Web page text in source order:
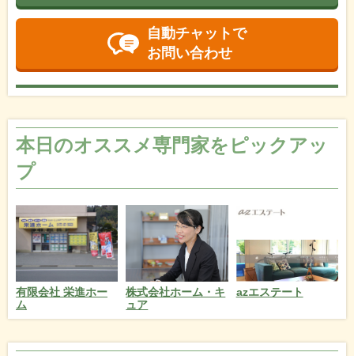
自動チャットで
お問い合わせ
本日のオススメ専門家をピックアッ
プ
有限会社 栄進ホー
ム
株式会社ホーム・キ
ュア
azエステート